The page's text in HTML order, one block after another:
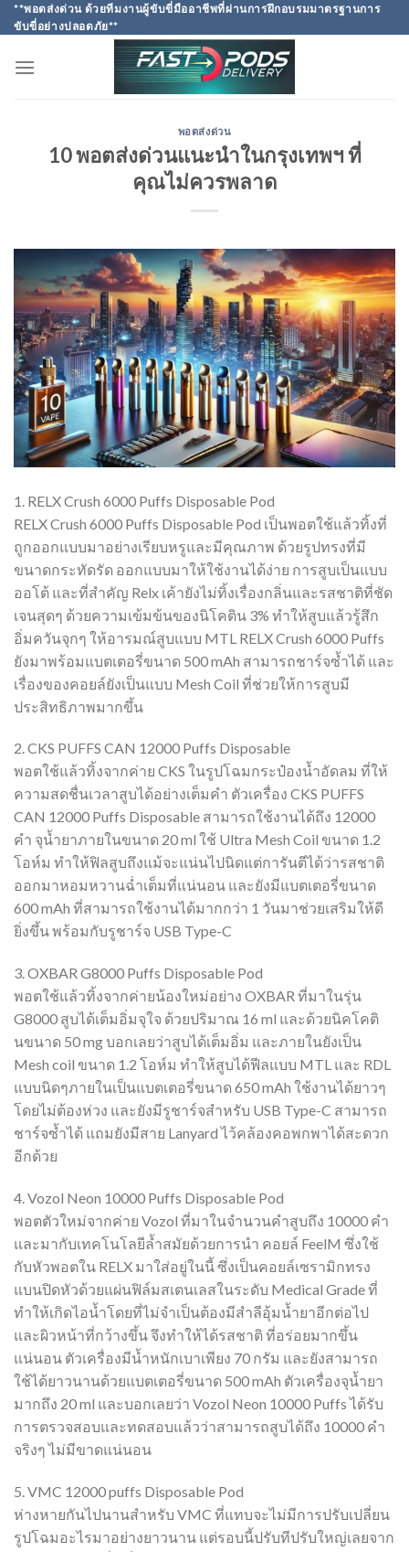
Skip
to
**พอตส่งด่วน ด้วยทีมงานผู้ขับขี่มืออาชีพที่ผ่านการฝึกอบรมมาตรฐานการ
ขับขี่อย่างปลอดภัย**
พอตส่งด่วน
10 พอตส่งด่วนแนะนําในกรุงเทพฯ ที่
คุณไม่ควรพลาด
1. RELX Crush 6000 Puffs Disposable Pod
RELX Crush 6000 Puffs Disposable Pod เป็นพอตใช้แล้วทิ้งที่
ถูกออกแบบมาอย่างเรียบหรูและมีคุณภาพ ด้วยรูปทรงที่มี
ขนาดกระทัดรัด ออกแบบมาให้ใช้งานได้ง่าย การสูบเป็นแบบ
ออโต้ และที่สำคัญ Relx เค้ายังไม่ทิ้งเรื่องกลิ่นและรสชาติที่ชัด
เจนสุดๆ ด้วยความเข้มข้นของนิโคติน 3% ทำให้สูบแล้วรู้สึก
อิ่มควันจุกๆ ให้อารมณ์สูบแบบ MTL RELX Crush 6000 Puffs
ยังมาพร้อมแบตเตอรี่ขนาด 500 mAh สามารถชาร์จซ้ำได้ และ
เรื่องของคอยล์ยังเป็นแบบ Mesh Coil ที่ช่วยให้การสูบมี
ประสิทธิภาพมากขึ้น
2. CKS PUFFS CAN 12000 Puffs Disposable
พอตใช้แล้วทิ้งจากค่าย CKS ในรูปโฉมกระป๋องน้ำอัดลม ที่ให้
ความสดชื่นเวลาสูบได้อย่างเต็มคำ ตัวเครื่อง CKS PUFFS
CAN 12000 Puffs Disposable สามารถใช้งานได้ถึง 12000
คำ จุน้ำยาภายในขนาด 20 ml ใช้ Ultra Mesh Coil ขนาด 1.2
โอห์ม ทำให้ฟิลสูบถึงแม้จะแน่นไปนิดแต่การันตีได้ว่ารสชาติ
ออกมาหอมหวานฉ่ำเต็มที่แน่นอน และยังมีแบตเตอรี่ขนาด
600 mAh ที่สามารถใช้งานได้มากกว่า 1 วันมาช่วยเสริมให้ดี
ยิ่งขึ้น พร้อมกับรูชาร์จ USB Type-C
3. OXBAR G8000 Puffs Disposable Pod
พอตใช้แล้วทิ้งจากค่ายน้องใหม่อย่าง OXBAR ที่มาในรุ่น
G8000 สูบได้เต็มอิ่มจุใจ ด้วยปริมาณ 16 ml และด้วยนิคโคติ
นขนาด 50 mg บอกเลยว่าสูบได้เต็มอิ่ม และภายในยังเป็น
Mesh coil ขนาด 1.2 โอห์ม ทำให้สูบได้ฟีลแบบ MTL และ RDL
แบบนิดๆภายในเป็นแบตเตอรี่ขนาด 650 mAh ใช้งานได้ยาวๆ
โดยไม่ต้องห่วง และยังมีรูชาร์จสำหรับ USB Type-C สามารถ
ชาร์จซ้ำได้ แถมยังมีสาย Lanyard ไว้คล้องคอพกพาได้สะดวก
อีกด้วย
4. Vozol Neon 10000 Puffs Disposable Pod
พอตตัวใหม่จากค่าย Vozol ที่มาในจำนวนคำสูบถึง 10000 คำ
และมากับเทคโนโลยีล้ำสมัยด้วยการนำ คอยล์ FeelM ซึ่งใช้
กับหัวพอตใน RELX มาใส่อยู่ในนี้ ซึ่งเป็นคอยล์เซรามิกทรง
แบนปิดหัวด้วยแผ่นฟิล์มสเตนเลสในระดับ Medical Grade ที่
ทำให้เกิดไอน้ำโดยที่ไม่จำเป็นต้องมีสำลีอุ้มน้ำยาอีกต่อไป
และผิวหน้าที่กว้างขึ้น จึงทำให้ได้รสชาติ ที่อร่อยมากขึ้น
แน่นอน ตัวเครื่องมีน้ำหนักเบาเพียง 70 กรัม และยังสามารถ
ใช้ได้ยาวนานด้วยแบตเตอรี่ขนาด 500 mAh ตัวเครื่องจุน้ำยา
มากถึง 20 ml และบอกเลยว่า Vozol Neon 10000 Puffs ได้รับ
การตรวจสอบและทดสอบแล้วว่าสามารถสูบได้ถึง 10000 คำ
จริงๆ ไม่มีขาดแน่นอน
5. VMC 12000 puffs Disposable Pod
ห่างหายกันไปนานสำหรับ VMC ที่แทบจะไม่มีการปรับเปลี่ยน
รูปโฉมอะไรมาอย่างยาวนาน แต่รอบนี้ปรับทีปรับใหญ่เลยจาก